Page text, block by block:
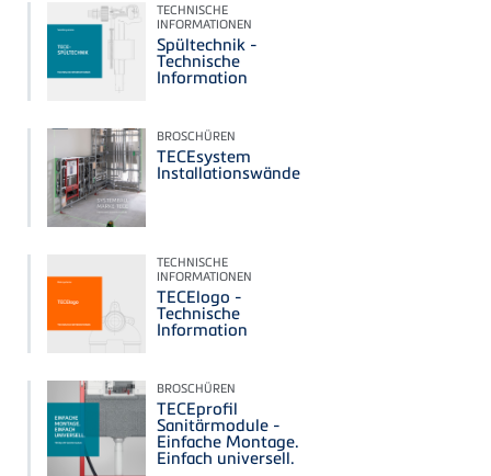
TECHNISCHE
INFORMATIONEN
Spültechnik -
Technische
Information
BROSCHÜREN
TECEsystem
Installationswände
TECHNISCHE
INFORMATIONEN
TECElogo -
Technische
Information
BROSCHÜREN
TECEprofil
Sanitärmodule -
Einfache Montage.
Einfach universell.